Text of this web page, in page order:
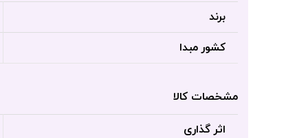
برند
کشور مبدا
مشخصات کالا
اثر گذاری